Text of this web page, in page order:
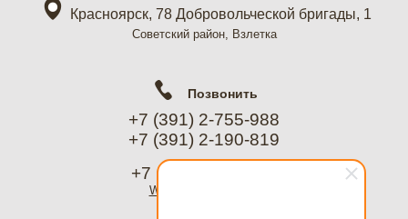
Красноярск, 78 Добровольческой бригады, 1
Советский район, Взлетка
Позвонить
+7 (391) 2-755-988
+7 (391) 2-190-819
+7 (967) 612-8988
WhatsApp